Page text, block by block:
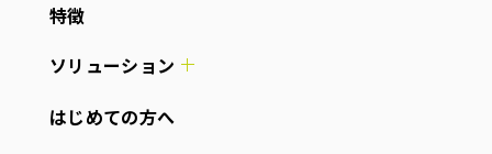
特徴
ソリューション
はじめての方へ